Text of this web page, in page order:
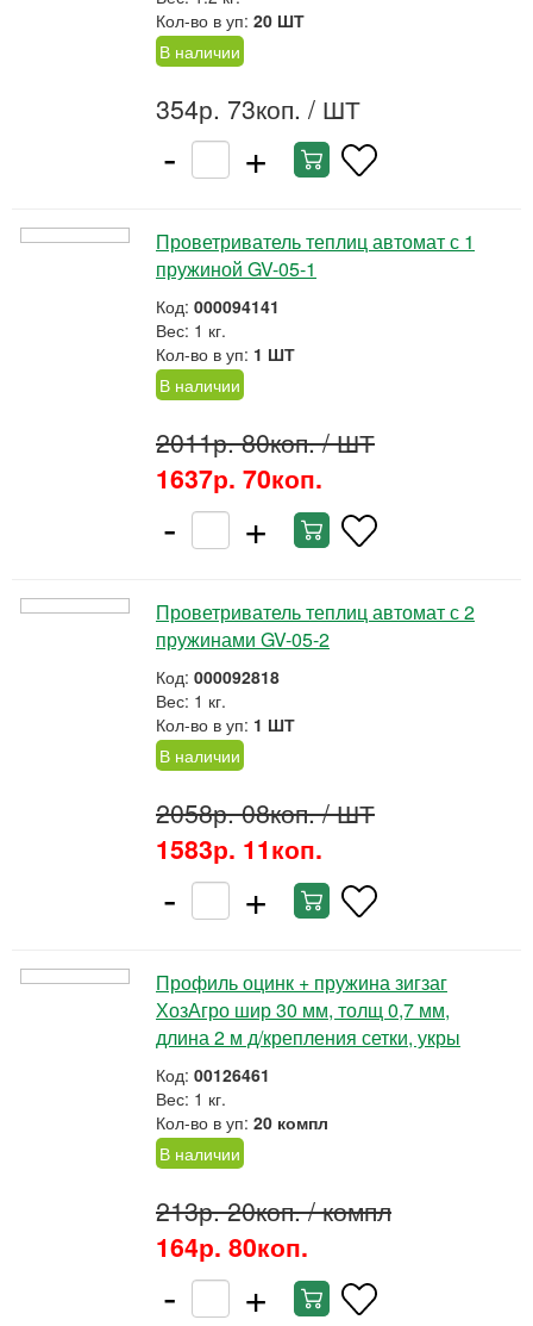
Кол-во в уп: 20 ШТ
В наличии
354р. 73коп. / ШТ
- +
Проветриватель теплиц автомат с 1
пружиной GV-05-1
Код: 000094141
Вес: 1 кг.
Кол-во в уп: 1 ШТ
В наличии
2011р. 80коп./ ШТ
1637р. 70коп.
- +
Проветриватель теплиц автомат с 2
пружинами GV-05-2
Код: 000092818
Вес: 1 кг.
Кол-во в уп: 1 ШТ
В наличии
2058р. 08коп./ ШТ
1583р. 11коп.
- +
Профиль оцинк + пружина зигзаг
ХозАгро шир 30 мм, толщ 0,7 мм,
длина 2 м д/крепления сетки, укры
Код: 00126461
Вес: 1 кг.
Кол-во в уп: 20 компл
В наличии
213р. 20коп./ компл
164р. 80коп.
- +